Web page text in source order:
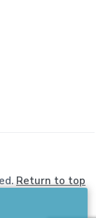
Return to top